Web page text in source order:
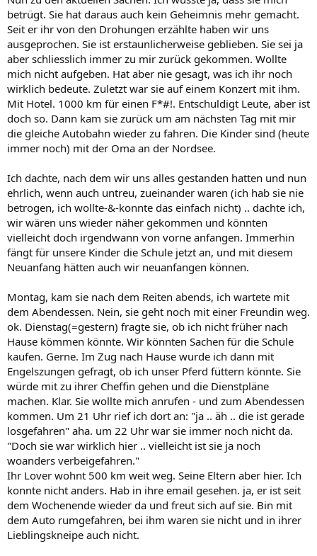
betrügt. Sie hat daraus auch kein Geheimnis mehr gemacht.
Seit er ihr von den Drohungen erzählte haben wir uns
ausgeprochen. Sie ist erstaunlicherweise geblieben. Sie sei ja
aber schliesslich immer zu mir zurück gekommen. Wollte
mich nicht aufgeben. Hat aber nie gesagt, was ich ihr noch
wirklich bedeute. Zuletzt war sie auf einem Konzert mit ihm.
Mit Hotel. 1000 km für einen F*#!. Entschuldigt Leute, aber ist
doch so. Dann kam sie zurück um am nächsten Tag mit mir
die gleiche Autobahn wieder zu fahren. Die Kinder sind (heute
immer noch) mit der Oma an der Nordsee.
Ich dachte, nach dem wir uns alles gestanden hatten und nun
ehrlich, wenn auch untreu, zueinander waren (ich hab sie nie
betrogen, ich wollte-&-konnte das einfach nicht) .. dachte ich,
wir wären uns wieder näher gekommen und könnten
vielleicht doch irgendwann von vorne anfangen. Immerhin
fängt für unsere Kinder die Schule jetzt an, und mit diesem
Neuanfang hätten auch wir neuanfangen können.
Montag, kam sie nach dem Reiten abends, ich wartete mit
dem Abendessen. Nein, sie geht noch mit einer Freundin weg.
ok. Dienstag(=gestern) fragte sie, ob ich nicht früher nach
Hause kömmen könnte. Wir könnten Sachen für die Schule
kaufen. Gerne. Im Zug nach Hause wurde ich dann mit
Engelszungen gefragt, ob ich unser Pferd füttern könnte. Sie
würde mit zu ihrer Cheffin gehen und die Dienstpläne
machen. Klar. Sie wollte mich anrufen - und zum Abendessen
kommen. Um 21 Uhr rief ich dort an: "ja .. äh .. die ist gerade
losgefahren" aha. um 22 Uhr war sie immer noch nicht da.
"Doch sie war wirklich hier .. vielleicht ist sie ja noch
woanders verbeigefahren."
Ihr Lover wohnt 500 km weit weg. Seine Eltern aber hier. Ich
konnte nicht anders. Hab in ihre email gesehen. ja, er ist seit
dem Wochenende wieder da und freut sich auf sie. Bin mit
dem Auto rumgefahren, bei ihm waren sie nicht und in ihrer
Lieblingskneipe auch nicht.